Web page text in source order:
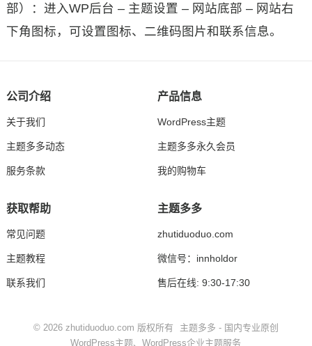
部）：进入WP后台 – 主题设置 – 网站底部 – 网站右
下角图标，可设置图标、二维码图片和联系信息。
公司介绍
关于我们
主题多多动态
服务条款
产品信息
WordPress主题
主题多多永久会员
我的购物车
获取帮助
常见问题
主题教程
联系我们
主题多多
zhutiduoduo.com
微信号：innholdor
售后在线: 9:30-17:30
© 2026 zhutiduoduo.com 版权所有
主题多多 - 国内专业原创
WordPress主题、WordPress企业主题服务